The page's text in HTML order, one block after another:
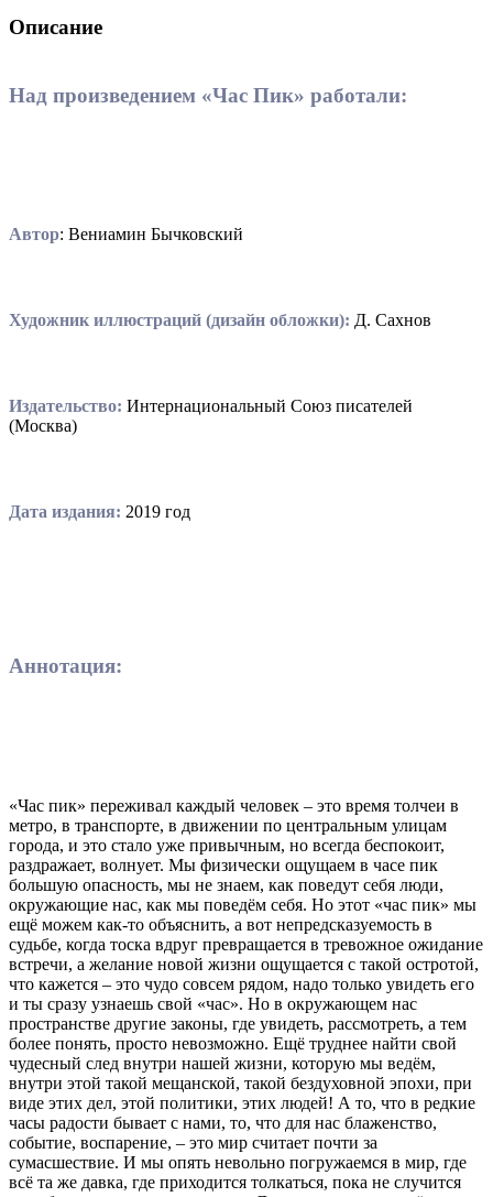
Описание
Над произведением «Час Пик» работали:
Автор: Вениамин Бычковский
Художник иллюстраций (дизайн обложки): Д. Сахнов
Издательство: Интернациональный Союз писателей
(Москва)
Дата издания: 2019 год
Аннотация:
«Час пик» переживал каждый человек – это время толчеи в
метро, в транспорте, в движении по центральным улицам
города, и это стало уже привычным, но всегда беспокоит,
раздражает, волнует. Мы физически ощущаем в часе пик
большую опасность, мы не знаем, как поведут себя люди,
окружающие нас, как мы поведём себя. Но этот «час пик» мы
ещё можем как-то объяснить, а вот непредсказуемость в
судьбе, когда тоска вдруг превращается в тревожное ожидание
встречи, а желание новой жизни ощущается с такой остротой,
что кажется – это чудо совсем рядом, надо только увидеть его
и ты сразу узнаешь свой «час». Но в окружающем нас
пространстве другие законы, где увидеть, рассмотреть, а тем
более понять, просто невозможно. Ещё труднее найти свой
чудесный след внутри нашей жизни, которую мы ведём,
внутри этой такой мещанской, такой бездуховной эпохи, при
виде этих дел, этой политики, этих людей! А то, что в редкие
часы радости бывает с нами, то, что для нас блаженство,
событие, воспарение, – это мир считает почти за
сумасшествие. И мы опять невольно погружаемся в мир, где
всё та же давка, где приходится толкаться, пока не случится